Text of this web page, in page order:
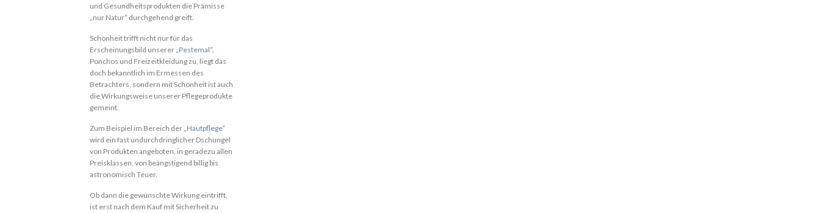
und Gesundheitsprodukten die Prämisse
„nur Natur“ durchgehend greift.
Schönheit trifft nicht nur für das
Erscheinungsbild unserer „Pestemal“,
Ponchos und Freizeitkleidung zu, liegt das
doch bekanntlich im Ermessen des
Betrachters, sondern mit Schönheit ist auch
die Wirkungsweise unserer Pflegeprodukte
gemeint.
Zum Beispiel im Bereich der „Hautpflege“
wird ein fast undurchdringlicher Dschungel
von Produkten angeboten, in geradezu allen
Preisklassen, von beängstigend billig bis
astronomisch Teuer.
Ob dann die gewünschte Wirkung eintrifft,
ist erst nach dem Kauf mit Sicherheit zu